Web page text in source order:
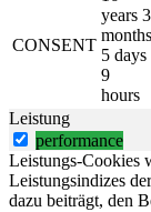
CONSENT
years 3
months
5 days
9
hours
Leistung
performance
Leistungs-Cookies
Leistungsindizes
dazu beiträgt, den